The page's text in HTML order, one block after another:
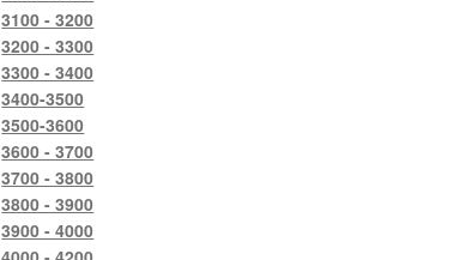
3100 - 3200
3200 - 3300
3300 - 3400
3400-3500
3500-3600
3600 - 3700
3700 - 3800
3800 - 3900
3900 - 4000